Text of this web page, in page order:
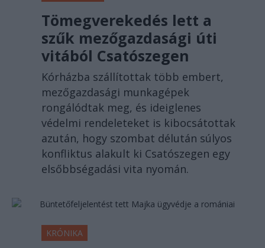
Tömegverekedés lett a
szűk mezőgazdasági úti
vitából Csatószegen
Kórházba szállítottak több embert,
mezőgazdasági munkagépek
rongálódtak meg, és ideiglenes
védelmi rendeleteket is kibocsátottak
azután, hogy szombat délután súlyos
konfliktus alakult ki Csatószegen egy
elsőbbségadási vita nyomán.
KRÓNIKA